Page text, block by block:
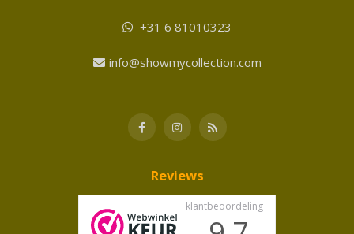
+31 6 81010323
info@showmycollection.com
Reviews